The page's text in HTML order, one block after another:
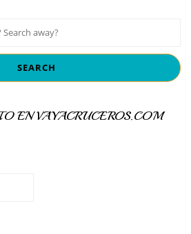
EN VAYACRUCEROS.COM